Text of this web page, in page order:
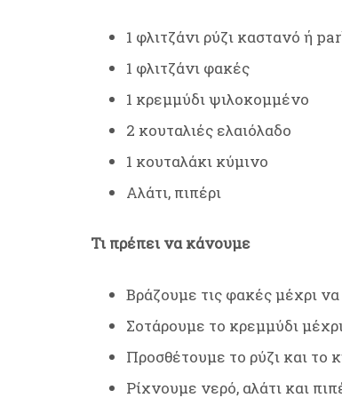
1 φλιτζάνι ρύζι καστανό ή
1 φλιτζάνι φακές
1 κρεμμύδι ψιλοκομμένο
2 κουταλιές ελαιόλαδο
1 κουταλάκι κύμινο
Αλάτι, πιπέρι
Τι πρέπει να κάνουμε
Βράζουμε τις φακές μέχρι
Σοτάρουμε το κρεμμύδι
Προσθέτουμε το ρύζι και το
Ρίχνουμε νερό, αλάτι και